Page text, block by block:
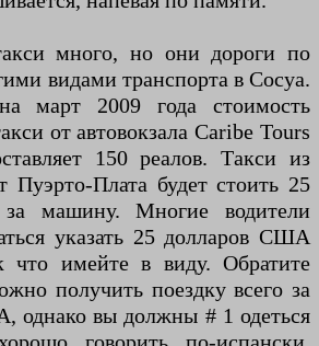
много, но они дороги по
видами транспорта в Сосуа.
март 2009 года стоимость
от автовокзала Caribe Tours
150 реалов. Такси из
Пуэрто-Плата будет стоить 25
машину. Многие водители
указать 25 долларов США
что имейте в виду. Обратите
получить поездку всего за
однако вы должны # 1 одеться